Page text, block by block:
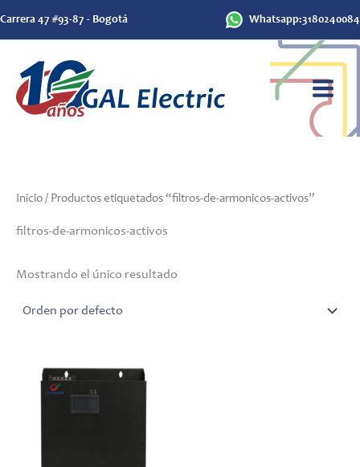
Carrera 47 #93-87 - Bogotá Whatsapp:3180240084
Inicio / Productos etiquetados “filtros-de-armonicos-activos”
filtros-de-armonicos-activos
Mostrando el único resultado